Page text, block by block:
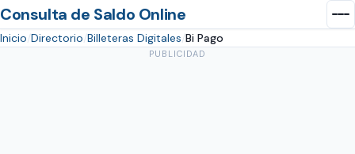
Consulta de Saldo Online
Inicio Directorio Billeteras Digitales Bi Pago
PUBLICIDAD